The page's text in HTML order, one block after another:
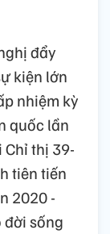
đẩy
kiện lớn
nhiệm kỳ
quốc lần
thị 39-
tiên tiến
2020 -
sống